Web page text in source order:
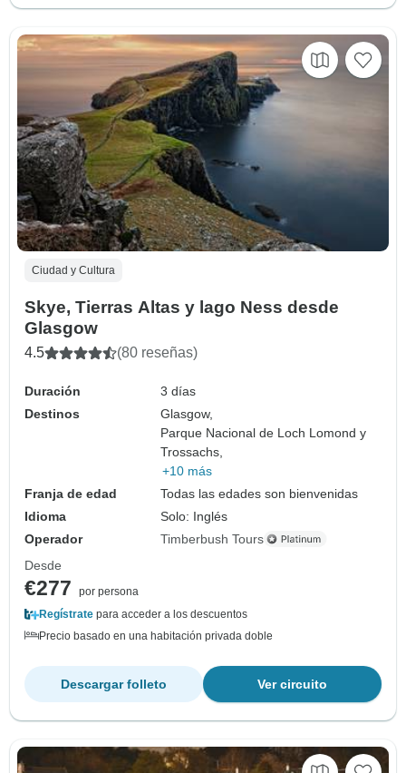
Ciudad y Cultura
Skye, Tierras Altas y lago Ness desde
Glasgow
4.5 (80 reseñas)
Duración
3 días
Destinos
Glasgow,
Parque Nacional de Loch Lomond y
Trossachs,
+10 más
Franja de edad
Todas las edades son bienvenidas
Idioma
Solo: Inglés
Operador
Timberbush Tours
Desde
€277
por persona
Regístrate para acceder a los descuentos
Precio basado en una habitación privada doble
Ver circuito
Descargar folleto